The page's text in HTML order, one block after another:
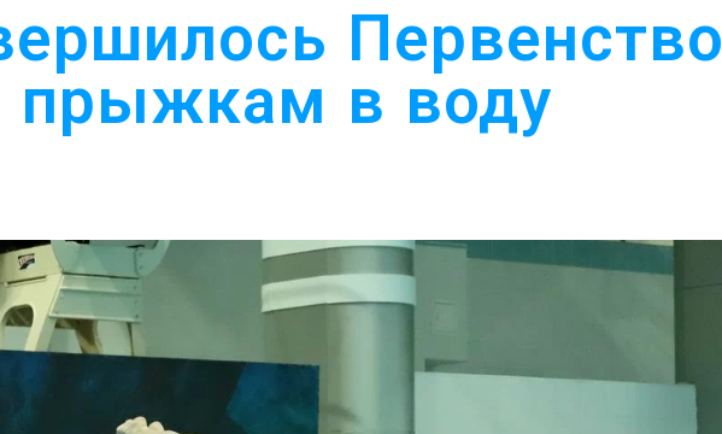
Первенство
прыжкам в воду